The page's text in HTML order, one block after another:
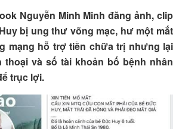
Nguyễn Minh Minh đăng ảnh, clip
bị ung thư võng mạc, hư một mắt
mạng hỗ trợ tiền chữa trị nhưng lại
thoại và số tài khoản bố bệnh nhân
trục lợi.